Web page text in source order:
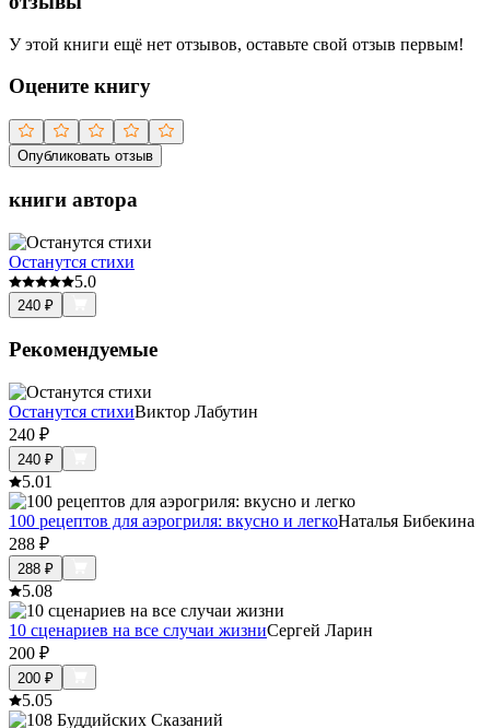
У этой книги ещё нет отзывов, оставьте свой отзыв первым!
Оцените книгу
Опубликовать отзыв
книги автора
Останутся стихи
5.0
240 ₽
Рекомендуемые
Останутся стихиВиктор Лабутин
240 ₽
240 ₽
5.01
100 рецептов для аэрогриля: вкусно и легкоНаталья Бибекина
288 ₽
288 ₽
5.08
10 сценариев на все случаи жизниСергей Ларин
200 ₽
200 ₽
5.05